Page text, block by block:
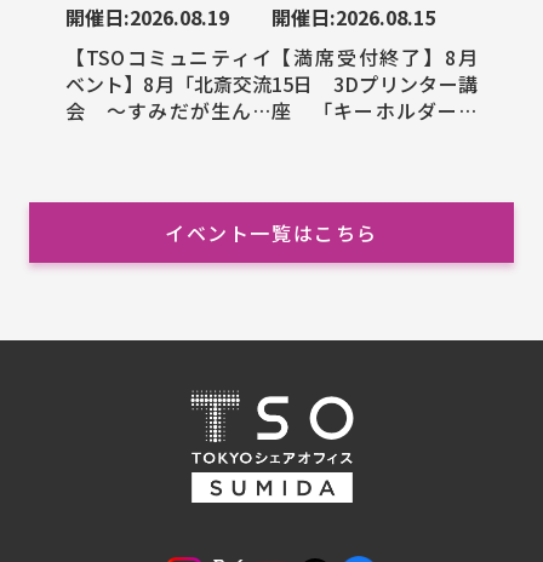
【TSOコミュニティイ
ベント】8月「北斎交流
会 ～すみだが生んだ
開催日:2026.08.19
【満席受付終了】8月
15日 3Dプリンター講
座 「キーホルダー作
開催日:2026.08.15
イベント一覧はこちら